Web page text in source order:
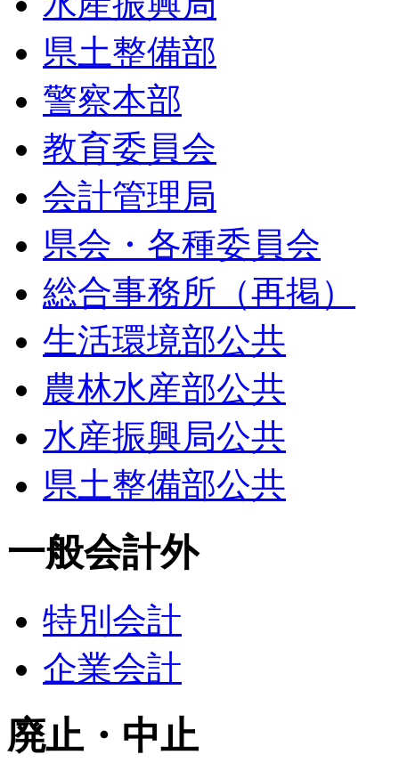
県土整備部
警察本部
教育委員会
会計管理局
県会・各種委員会
総合事務所（再掲）
生活環境部公共
農林水産部公共
水産振興局公共
県土整備部公共
一般会計外
特別会計
企業会計
廃止・中止